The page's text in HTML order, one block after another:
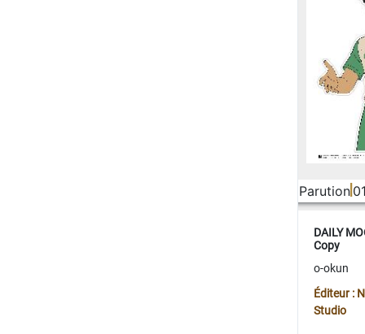
Parution
DAILY
Copy
o-okun
Éditeur :
Studio